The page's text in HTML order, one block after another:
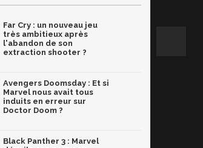
Far Cry : un nouveau jeu
très ambitieux après
l'abandon de son
extraction shooter ?
Avengers Doomsday : Et si
Marvel nous avait tous
induits en erreur sur
Doctor Doom ?
Black Panther 3 : Marvel